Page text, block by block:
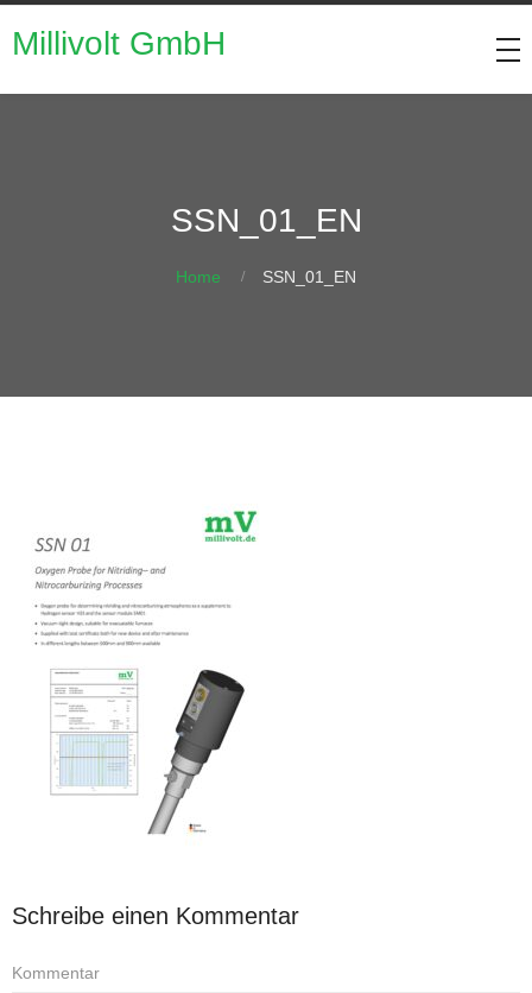
Millivolt GmbH
SSN_01_EN
Home SSN_01_EN
Schreibe einen Kommentar
Kommentar